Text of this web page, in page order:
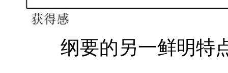
纲要的另一鲜明特